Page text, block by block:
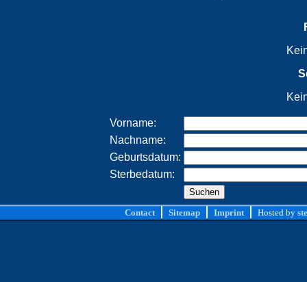
Vorname:
Nachname:
Geburtsdatum:
Sterbedatum:
Contact Sitemap Imprint Hosted by